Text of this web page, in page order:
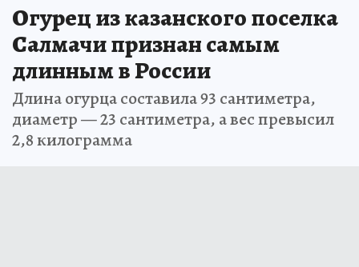
Огурец из казанского поселка
Салмачи признан самым
длинным в России
Длина огурца составила 93 сантиметра,
диаметр — 23 сантиметра, а вес превысил
2,8 килограмма